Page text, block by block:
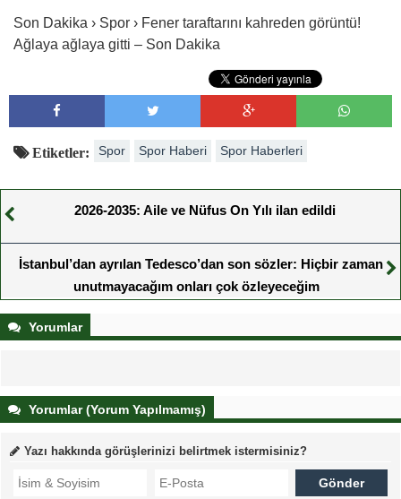
Son Dakika › Spor › Fener taraftarını kahreden görüntü!
Ağlaya ağlaya gitti – Son Dakika
Etiketler: Spor Spor Haberi Spor Haberleri
2026-2035: Aile ve Nüfus On Yılı ilan edildi
İstanbul’dan ayrılan Tedesco’dan son sözler: Hiçbir zaman
unutmayacağım onları çok özleyeceğim
Yorumlar
Yorumlar (Yorum Yapılmamış)
Yazı hakkında görüşlerinizi belirtmek istermisiniz?